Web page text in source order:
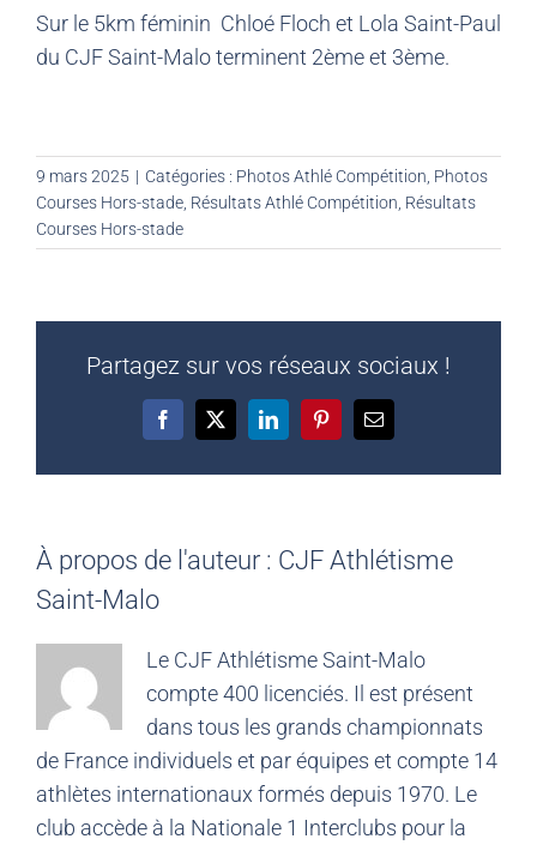
Sur le 5km féminin Chloé Floch et Lola Saint-Paul
du CJF Saint-Malo terminent 2ème et 3ème.
9 mars 2025 | Catégories : Photos Athlé Compétition Photos
Courses Hors-stade Résultats Athlé Compétition Résultats
Courses Hors-stade
Partagez sur vos réseaux sociaux !
Facebook
X LinkedInPinterestEmail
À propos de l'auteur : CJF Athlétisme
Saint-Malo
Le CJF Athlétisme Saint-Malo
compte 400 licenciés. Il est présent
dans tous les grands championnats
de France individuels et par équipes et compte 14
athlètes internationaux formés depuis 1970. Le
club accède à la Nationale 1 Interclubs pour la